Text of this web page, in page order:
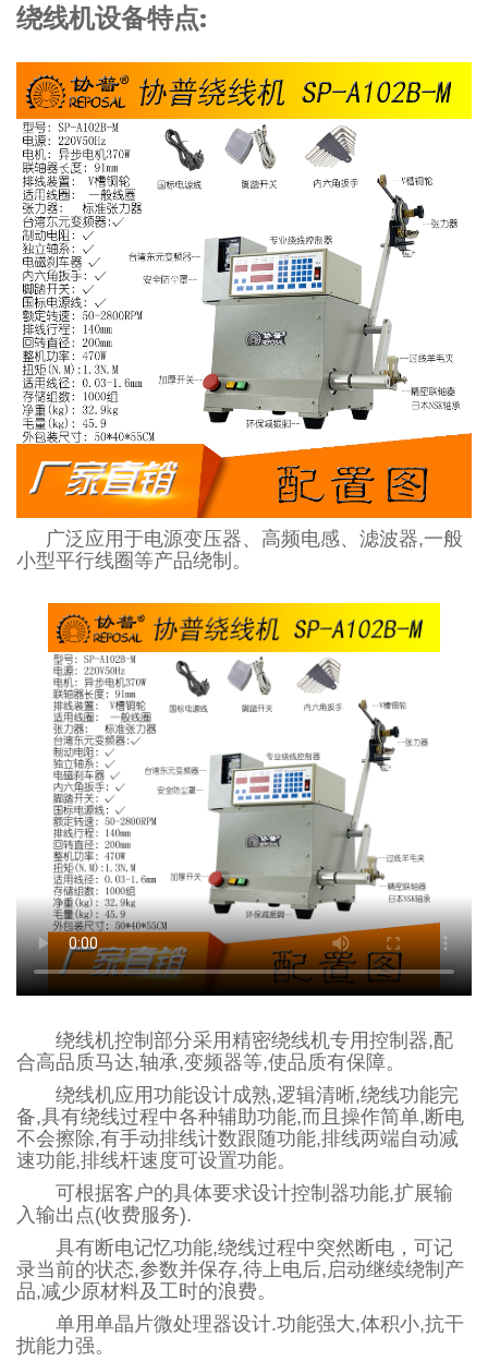
绕线机设备特点:
广泛应用于电源变压器、高频电感、滤波器,一般
小型平行线圈等产品绕制。
绕线机控制部分采用精密绕线机专用控制器,配
合高品质马达,轴承,变频器等,使品质有保障。
绕线机应用功能设计成熟,逻辑清晰,绕线功能完
备,具有绕线过程中各种辅助功能,而且操作简单,断电
不会擦除,有手动排线计数跟随功能,排线两端自动减
速功能,排线杆速度可设置功能。
可根据客户的具体要求设计控制器功能,扩展输
入输出点(收费服务).
具有断电记忆功能,绕线过程中突然断电，可记
录当前的状态,参数并保存,待上电后,启动继续绕制产
品,减少原材料及工时的浪费。
单用单晶片微处理器设计.功能强大,体积小,抗干
扰能力强。